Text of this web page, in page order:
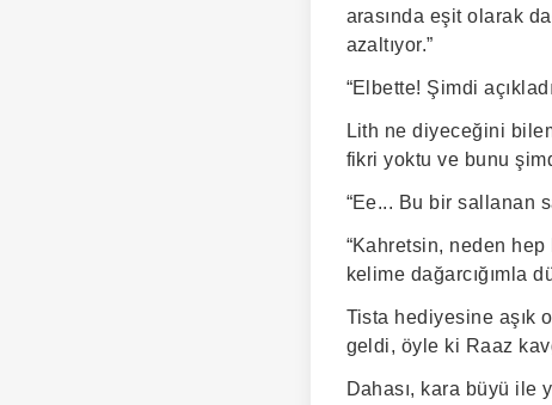
arasında eşit olarak
azaltıyor.”
“Elbette! Şimdi
Lith ne diyeceğini
fikri yoktu ve bunu
“Ee... Bu bir sallanan
“Kahretsin, neden
kelime dağarcığımla
Tista hediyesine aşık
geldi, öyle ki Raaz
Dahası, kara büyü ile